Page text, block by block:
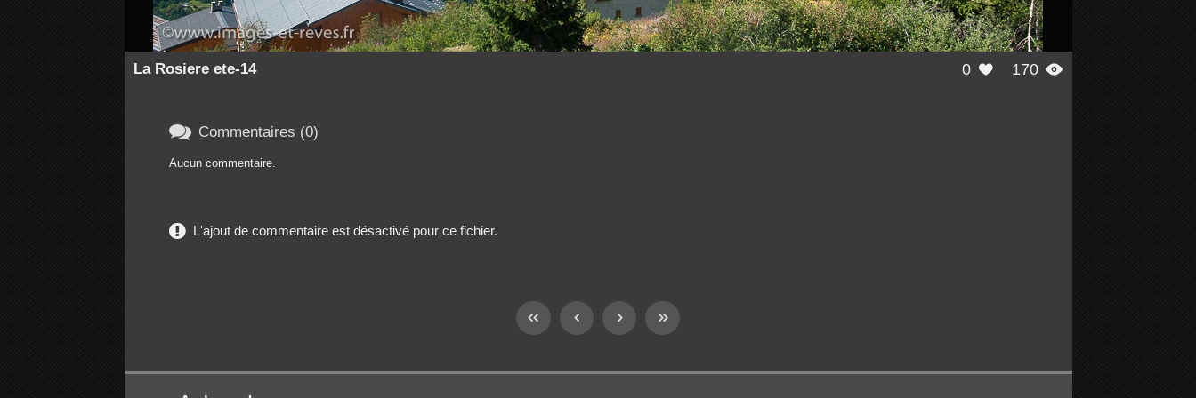
0  170 
La Rosiere ete-14
 Commentaires (0)
Aucun commentaire.
L'ajout de commentaire est désactivé pour ce fichier.